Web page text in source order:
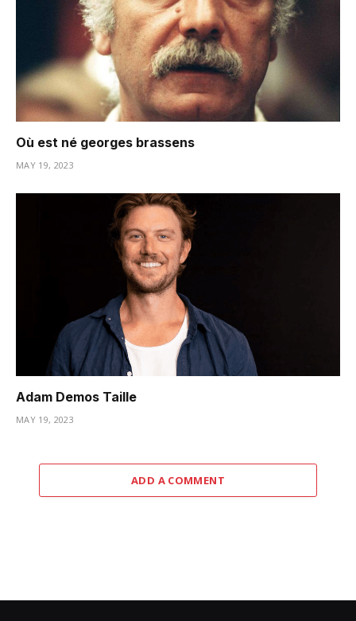
Où est né georges brassens
MAY 19, 2023
Adam Demos Taille
MAY 19, 2023
ADD A COMMENT